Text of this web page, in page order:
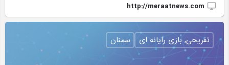
http://meraatnews.com
تفریحی, بازی رایانه ای سمنان